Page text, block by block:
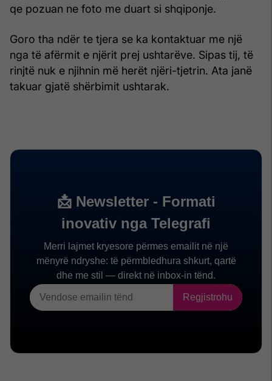
qe pozuan ne foto me duart si shqiponje.
Goro tha ndër te tjera se ka kontaktuar me një
nga të afërmit e njërit prej ushtarëve. Sipas tij, të
rinjtë nuk e njihnin më herët njëri-tjetrin. Ata janë
takuar gjatë shërbimit ushtarak.